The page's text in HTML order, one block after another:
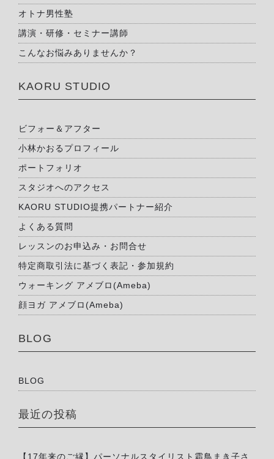
オトナ男性塾
講演・研修・セミナー講師
こんなお悩みありませんか？
KAORU STUDIO
ビフォー＆アフター
小林かおるプロフィール
ポートフォリオ
スタジオへのアクセス
KAORU STUDIO提携パートナー紹介
よくある質問
レッスンのお申込み・お問合せ
特定商取引法に基づく表記・参加規約
ウォーキング アメブロ(Ameba)
顔ヨガ アメブロ(Ameba)
BLOG
BLOG
最近の投稿
【17年来のご縁】パーソナルスタイリスト霜鳥まき子さ